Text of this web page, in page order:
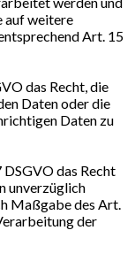
auf weitere
Art. 15
das Recht, die
Daten oder die
Daten zu
das Recht
unverzüglich
Maßgabe des Art.
der